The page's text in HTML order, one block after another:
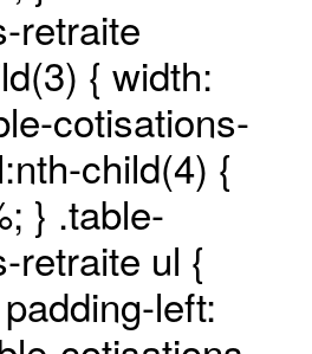
retraite
{ width:
cotisations-
child(4) {
} .table-
retraite ul {
left: